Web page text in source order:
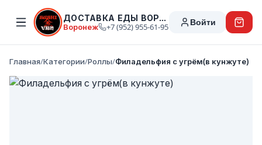
ДОСТАВКА ЕДЫ ВОРОНЕЖ
Воронеж +7 (952) 955-61-95 Войти
Главная/Категории/Роллы/Филадельфия с угрём(в кунжуте)